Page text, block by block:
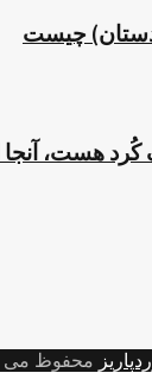
چیست
هست، آنجا
محفوظ می